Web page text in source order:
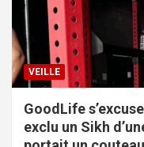
VEILLE
GoodLife
exclu un Sikh